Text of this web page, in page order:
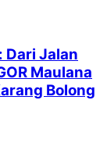
Dari Jalan
Maulana
Bolong